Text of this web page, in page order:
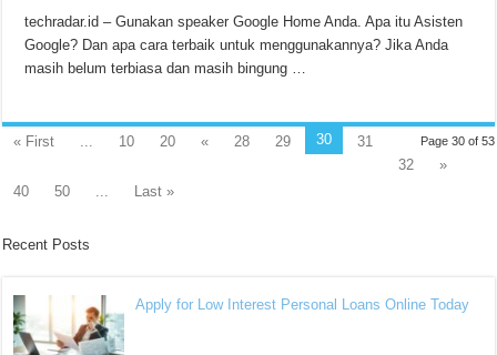
techradar.id – Gunakan speaker Google Home Anda. Apa itu Asisten
Google? Dan apa cara terbaik untuk menggunakannya? Jika Anda
masih belum terbiasa dan masih bingung …
Page 30 of 53
« First ... 10 20 « 28 29 30
31
32
»
40
50 ... Last »
Recent Posts
Apply for Low Interest Personal Loans Online Today